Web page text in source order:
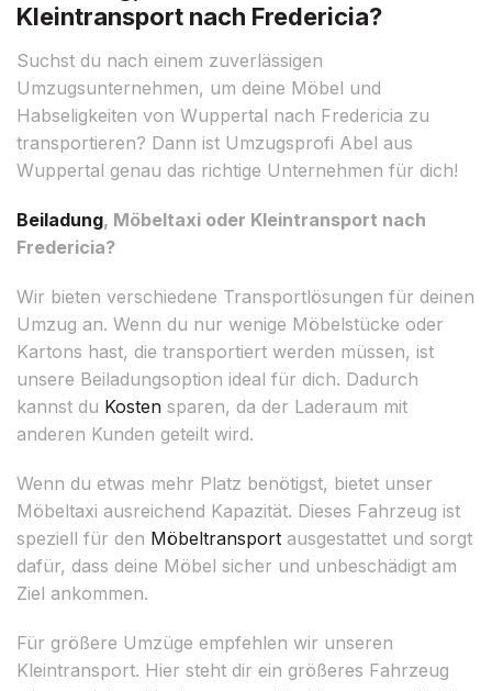
Kleintransport nach Fredericia?
Suchst du nach einem zuverlässigen
Umzugsunternehmen, um deine Möbel und
Habseligkeiten von Wuppertal nach Fredericia zu
transportieren? Dann ist Umzugsprofi Abel aus
Wuppertal genau das richtige Unternehmen für dich!
Beiladung, Möbeltaxi oder Kleintransport nach
Fredericia?
Wir bieten verschiedene Transportlösungen für deinen
Umzug an. Wenn du nur wenige Möbelstücke oder
Kartons hast, die transportiert werden müssen, ist
unsere Beiladungsoption ideal für dich. Dadurch
kannst du Kosten sparen, da der Laderaum mit
anderen Kunden geteilt wird.
Wenn du etwas mehr Platz benötigst, bietet unser
Möbeltaxi ausreichend Kapazität. Dieses Fahrzeug ist
speziell für den Möbeltransport ausgestattet und sorgt
dafür, dass deine Möbel sicher und unbeschädigt am
Ziel ankommen.
Für größere Umzüge empfehlen wir unseren
Kleintransport. Hier steht dir ein größeres Fahrzeug